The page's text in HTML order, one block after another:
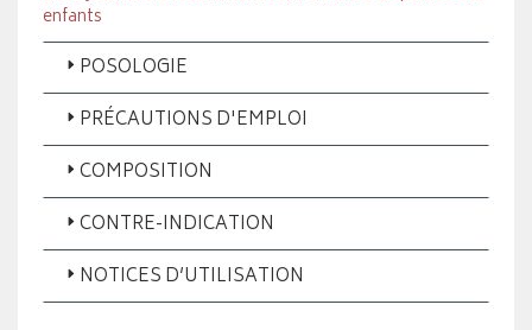
enfants
POSOLOGIE
PRÉCAUTIONS D'EMPLOI
COMPOSITION
CONTRE-INDICATION
NOTICES D’UTILISATION